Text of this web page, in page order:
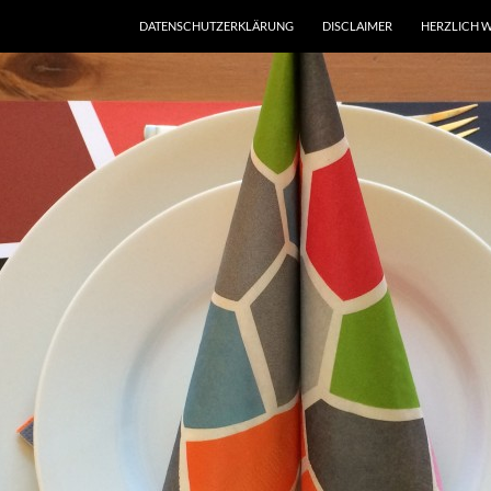
DATENSCHUTZERKLÄRUNG DISCLAIMER HERZLICH